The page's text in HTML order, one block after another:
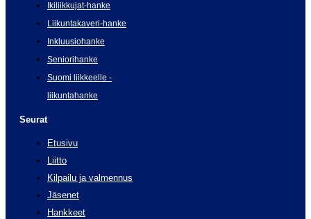
Ikiliikkujat-hanke
Liikuntakaveri-hanke
Inkluusiohanke
Seniorihanke
Suomi liikkeelle -
liikuntahanke
Seurat
Etusivu
Liitto
Kilpailu ja valmennus
Jäsenet
Hankkeet